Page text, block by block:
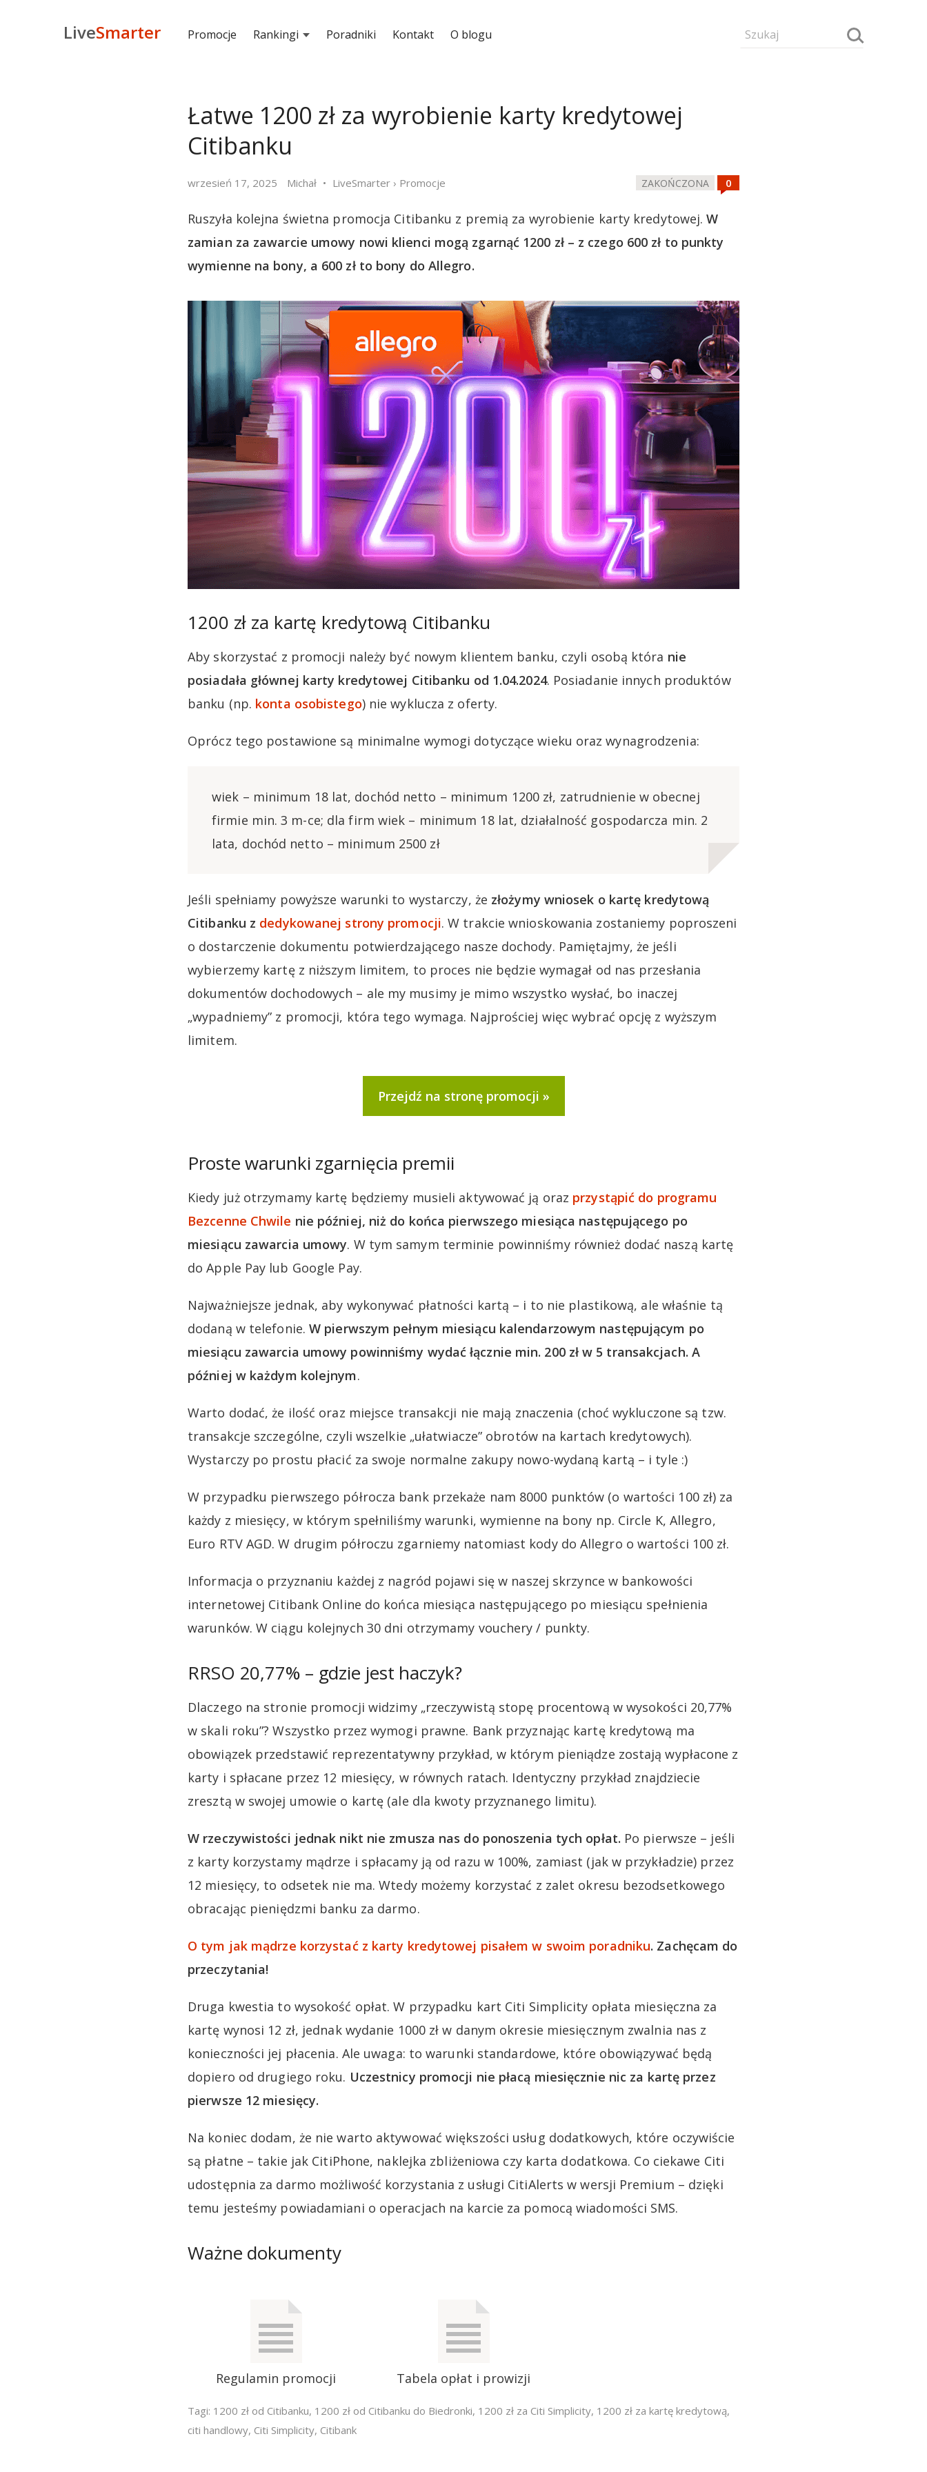
LiveSmarter Promocje Rankingi Poradniki Kontakt O blogu
Łatwe 1200 zł za wyrobienie karty kredytowej
Citibanku
wrzesień 17, 2025 Michał LiveSmarter › Promocje ZAKOŃCZONA
Ruszyła kolejna świetna promocja Citibanku z premią za wyrobienie karty kredytowej.W
zamian za zawarcie umowy nowi klienci mogą zgarnąć 1200 zł – z czego 600 zł to punkty
wymienne na bony, a 600 zł to bony do Allegro.
1200 zł za kartę kredytową Citibanku
Aby skorzystać z promocji należy być nowym klientem banku, czyli osobą która nie
posiadała głównej karty kredytowej Citibanku od 1.04.2024. Posiadanie innych produktów
banku (np. konta osobistego) nie wyklucza z oferty.
Oprócz tego postawione są minimalne wymogi dotyczące wieku oraz wynagrodzenia:
wiek – minimum 18 lat, dochód netto – minimum 1200 zł, zatrudnienie w obecnej
firmie min. 3 m-ce; dla firm wiek – minimum 18 lat, działalność gospodarcza min. 2
lata, dochód netto – minimum 2500 zł
Jeśli spełniamy powyższe warunki to wystarczy, że złożymy wniosek o kartę kredytową
Citibanku z dedykowanej strony promocji. W trakcie wnioskowania zostaniemy poproszeni
o dostarczenie dokumentu potwierdzającego nasze dochody. Pamiętajmy, że jeśli
wybierzemy kartę z niższym limitem, to proces nie będzie wymagał od nas przesłania
dokumentów dochodowych – ale my musimy je mimo wszystko wysłać, bo inaczej
„wypadniemy” z promocji, która tego wymaga. Najprościej więc wybrać opcję z wyższym
limitem.
Przejdź na stronę promocji
Proste warunki zgarnięcia premii
Kiedy już otrzymamy kartę będziemy musieli aktywować ją oraz przystąpić do programu
Bezcenne Chwile nie później, niż do końca pierwszego miesiąca następującego po
miesiącu zawarcia umowy. W tym samym terminie powinniśmy również dodać naszą kartę
do Apple Pay lub Google Pay.
Najważniejsze jednak, aby wykonywać płatności kartą – i to nie plastikową, ale właśnie tą
dodaną w telefonie. W pierwszym pełnym miesiącu kalendarzowym następującym po
miesiącu zawarcia umowy powinniśmy wydać łącznie min. 200 zł w 5 transakcjach. A
później w każdym kolejnym.
Warto dodać, że ilość oraz miejsce transakcji nie mają znaczenia (choć wykluczone są tzw.
transakcje szczególne, czyli wszelkie „ułatwiacze” obrotów na kartach kredytowych).
Wystarczy po prostu płacić za swoje normalne zakupy nowo-wydaną kartą – i tyle :)
W przypadku pierwszego półrocza bank przekaże nam 8000 punktów (o wartości 100 zł) za
każdy z miesięcy, w którym spełniliśmy warunki, wymienne na bony np. Circle K, Allegro,
Euro RTV AGD. W drugim półroczu zgarniemy natomiast kody do Allegro o wartości 100 zł.
Informacja o przyznaniu każdej z nagród pojawi się w naszej skrzynce w bankowości
internetowej Citibank Online do końca miesiąca następującego po miesiącu spełnienia
warunków. W ciągu kolejnych 30 dni otrzymamy vouchery / punkty.
RRSO 20,77% – gdzie jest haczyk?
Dlaczego na stronie promocji widzimy „rzeczywistą stopę procentową w wysokości 20,77%
w skali roku”? Wszystko przez wymogi prawne. Bank przyznając kartę kredytową ma
obowiązek przedstawić reprezentatywny przykład, w którym pieniądze zostają wypłacone z
karty i spłacane przez 12 miesięcy, w równych ratach. Identyczny przykład znajdziecie
zresztą w swojej umowie o kartę (ale dla kwoty przyznanego limitu).
W rzeczywistości jednak nikt nie zmusza nas do ponoszenia tych opłat. Po pierwsze – jeśli
z karty korzystamy mądrze i spłacamy ją od razu w 100%, zamiast (jak w przykładzie) przez
12 miesięcy, to odsetek nie ma. Wtedy możemy korzystać z zalet okresu bezodsetkowego
obracając pieniędzmi banku za darmo.
O tym jak mądrze korzystać z karty kredytowej pisałem w swoim poradniku. Zachęcam do
przeczytania!
Druga kwestia to wysokość opłat. W przypadku kart Citi Simplicity opłata miesięczna za
kartę wynosi 12 zł, jednak wydanie 1000 zł w danym okresie miesięcznym zwalnia nas z
konieczności jej płacenia. Ale uwaga: to warunki standardowe, które obowiązywać będą
dopiero od drugiego roku. Uczestnicy promocji nie płacą miesięcznie nic za kartę przez
pierwsze 12 miesięcy.
Na koniec dodam, że nie warto aktywować większości usług dodatkowych, które oczywiście
są płatne – takie jak CitiPhone, naklejka zbliżeniowa czy karta dodatkowa. Co ciekawe Citi
udostępnia za darmo możliwość korzystania z usługi CitiAlerts w wersji Premium – dzięki
temu jesteśmy powiadamiani o operacjach na karcie za pomocą wiadomości SMS.
Ważne dokumenty
Regulamin promocji Tabela opłat i prowizji
Tagi: 1200 zł od Citibanku, 1200 zł od Citibanku do Biedronki, 1200 zł za Citi Simplicity, 1200 zł za kartę kredytową,
citi handlowy, Citi Simplicity, Citibank